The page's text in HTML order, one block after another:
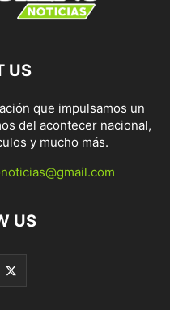
US
que impulsamos un
del acontecer nacional,
y mucho más.
US